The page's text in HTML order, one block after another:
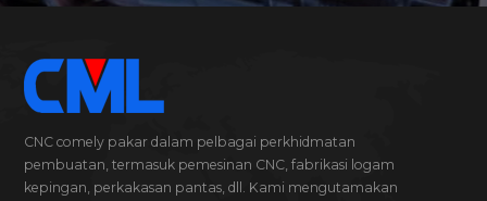
CNC comely pakar dalam pelbagai perkhidmatan
pembuatan, termasuk pemesinan CNC, fabrikasi logam
kepingan, perkakasan pantas, dll. Kami mengutamakan